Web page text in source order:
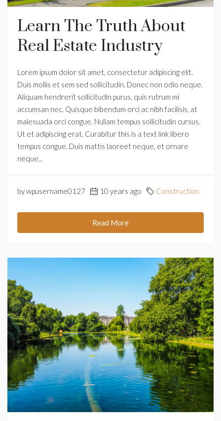
Learn The Truth About
Real Estate Industry
Lorem ipsum dolor sit amet, consectetur adipiscing elit.
Duis mollis et sem sed sollicitudin. Donec non odio neque.
Aliquam hendrerit sollicitudin purus, quis rutrum mi
accumsan nec. Quisque bibendum orci ac nibh facilisis, at
malesuada orci congue. Nullam tempus sollicitudin cursus.
Ut et adipiscing erat. Curabitur this is a text link libero
tempus congue. Duis mattis laoreet neque, et ornare
neque...
by wpusername0127 10 years ago Construction
Read More